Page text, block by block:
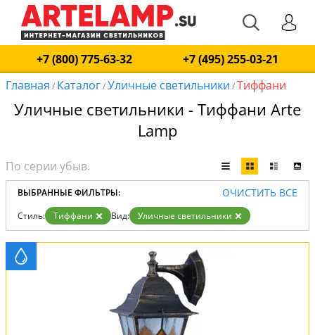
+7 (800) 775-63-32
+7 (495) 255-03-21
Главная / Каталог/Уличные светильники /Тиффани
Уличные светильники - Тиффани Arte
Lamp
ВЫБРАННЫЕ ФИЛЬТРЫ: ОЧИСТИТЬ ВСЕ
Стиль: Тиффани Вид: Уличные светильники